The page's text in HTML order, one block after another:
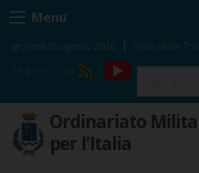
Skip
to
content
Menu
giovedì 06 agosto 2026 Festa della
RSS
YouTube
Ordinariato
per l'Italia